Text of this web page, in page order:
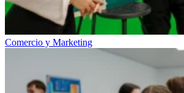
Comercio y Marketing